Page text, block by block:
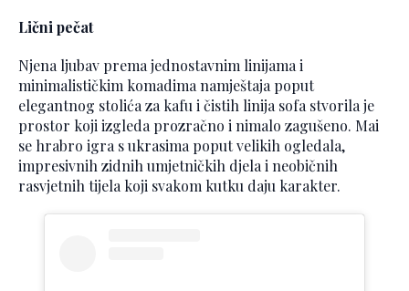
Lični pečat
Njena ljubav prema jednostavnim linijama i
minimalističkim komadima namještaja poput
elegantnog stolića za kafu i čistih linija sofa stvorila je
prostor koji izgleda prozračno i nimalo zagušeno. Mai
se hrabro igra s ukrasima poput velikih ogledala,
impresivnih zidnih umjetničkih djela i neobičnih
rasvjetnih tijela koji svakom kutku daju karakter.